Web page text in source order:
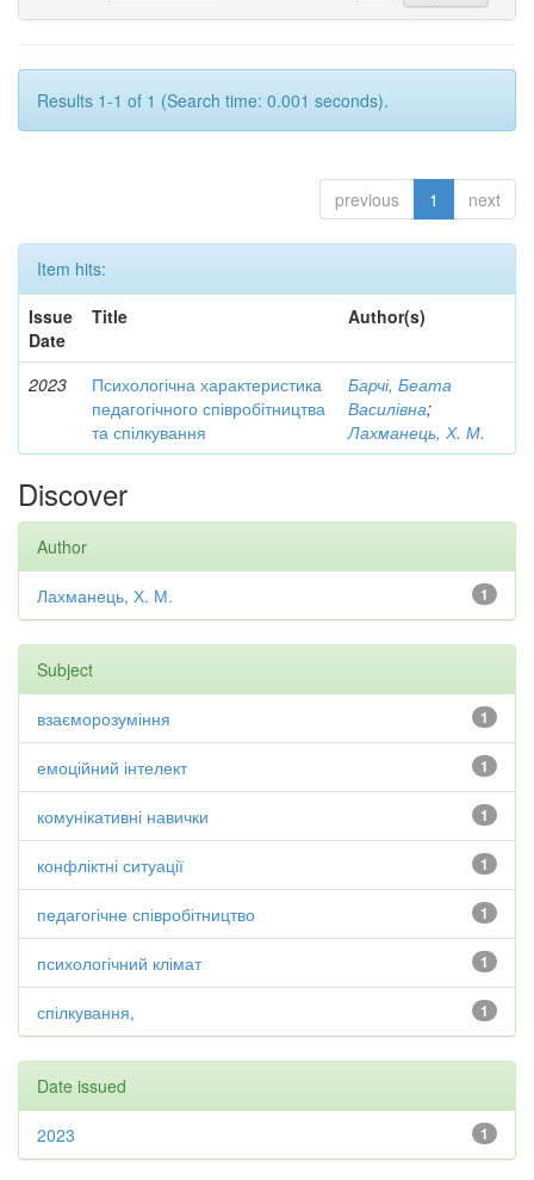
Results 1-1 of 1 (Search time: 0.001 seconds).
previous 1 next
Item hits:
Issue
Date
Title Author(s)
2023
Психологічна характеристика
педагогічного співробітництва
та спілкування
Барчі, Беата
Василівна;
Лахманець, Х. М.
Discover
Author
1
Лахманець, Х. М.
Subject
1
взаєморозуміння
1
емоційний інтелект
1
комунікативні навички
1
конфліктні ситуації
1
педагогічне співробітництво
1
психологічний клімат
1
спілкування,
Date issued
1
2023